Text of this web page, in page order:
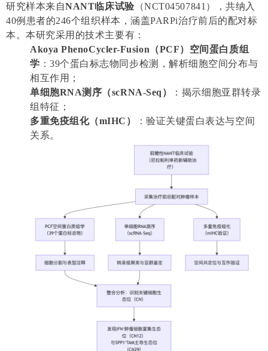
研究样本来自NANT临床试验 （NCT04507841），共纳入
40例患者的246个组织样本，涵盖PARPi治疗前后的配对标
本。本研究采用的技术主要有：
AkoyaPhenoCycler-Fusion（PCF） 空间蛋白质组
学 ：39个蛋白标志物同步检测，解析细胞空间分布与
相互作用；
单细胞RNA测序（scRNA-Seq）
：揭示细胞亚群转录
组特征；
多重免疫组化（mIHC）
：验证关键蛋白表达与空间
关系。